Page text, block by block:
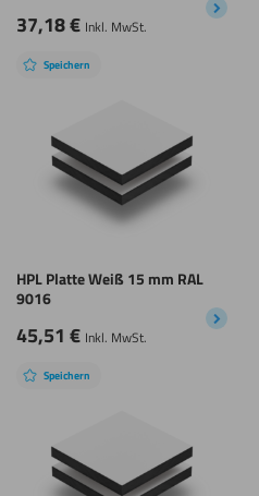
37,18€ Inkl. MwSt.
Speichern
HPL Platte Weiß 15 mm RAL
9016
45,51 € Inkl. MwSt.
Speichern